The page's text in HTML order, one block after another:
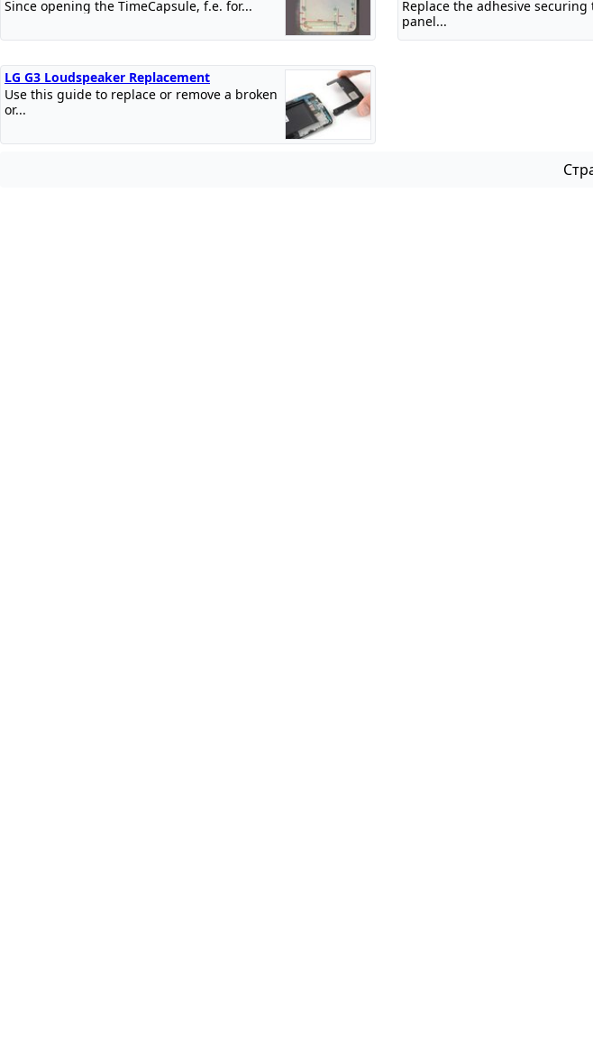
Since opening the TimeCapsule, f.e. for...
Replace the adhesive
panel...
LG G3 Loudspeaker Replacement
Use this guide to replace or remove a broken
or...